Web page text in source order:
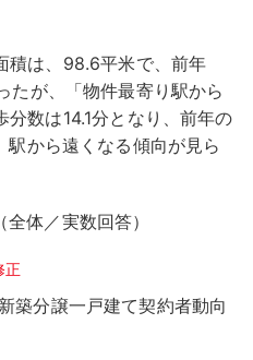
積は、98.6平米で、前年
たが、「物件最寄り駅から
数は14.1分となり、前年の
から遠くなる傾向が見ら
体／実数回答）
築分譲一戸建て契約者動向